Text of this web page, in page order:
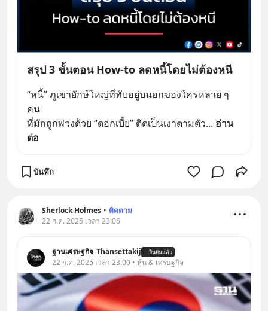
สรุป 3 ขั้นตอน How-to ลดหนี้โดยไม่ต้องหนี
“หนี้” ภูเขายักษ์ใหญ่ที่ทับอยู่บนอกของใครหลาย ๆ
คน
ที่มักถูกพ่วงด้วย “ดอกเบี้ย” ติดเป็นเงาตามตัว... อ่าน
ต่อ
บันทึก
Sherlock Holmes • ติดตาม
22 ก.ค. 2025 เวลา 23:06
ฐานเศรษฐกิจ_Thansettakij ยืนยันแล้ว
22 ก.ค. 2025 เวลา 23:00 • หุ้น & เศรษฐกิจ